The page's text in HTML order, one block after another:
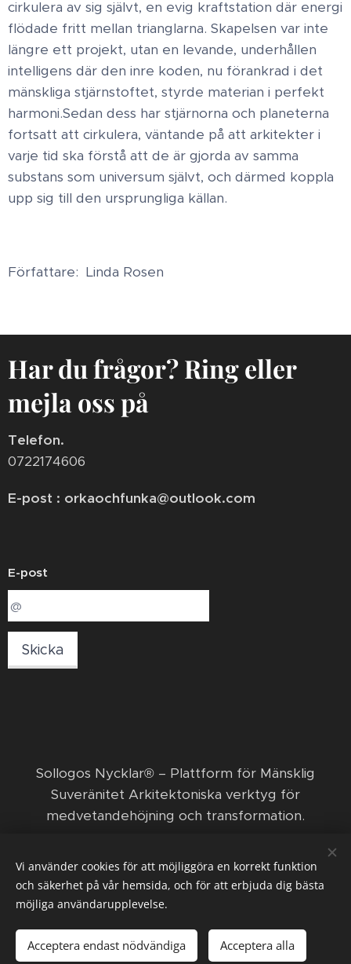
cirkulera av sig självt, en evig kraftstation där energi
flödade fritt mellan trianglarna. Skapelsen var inte
längre ett projekt, utan en levande, underhållen
intelligens där den inre koden, nu förankrad i det
mänskliga stjärnstoftet, styrde materian i perfekt
harmoni. ​Sedan dess har stjärnorna och planeterna
fortsatt att cirkulera, väntande på att arkitekter i
varje tid ska förstå att de är gjorda av samma
substans som universum självt, och därmed koppla
upp sig till den ursprungliga källan. ​
Författare: Linda Rosen
Har du frågor? Ring eller
mejla oss på
Telefon.
0722174606
E-post : orkaochfunka@outlook.com
E-post
Skicka
​Sollogos Nycklar® – Plattform för Mänsklig
Suveränitet Arkitektoniska verktyg för
medvetandehöjning och transformation. ​
© 2026 Sollogos Nycklar ägs och förvaltas av den
ekonomiska föreningen Nya positiva framsteg med
Orka och Funka.
Cookies
Vi använder cookies för att möjliggöra en korrekt funktion
och säkerhet på vår hemsida, och för att erbjuda dig bästa
möjliga användarupplevelse.
Acceptera endast nödvändiga Acceptera alla